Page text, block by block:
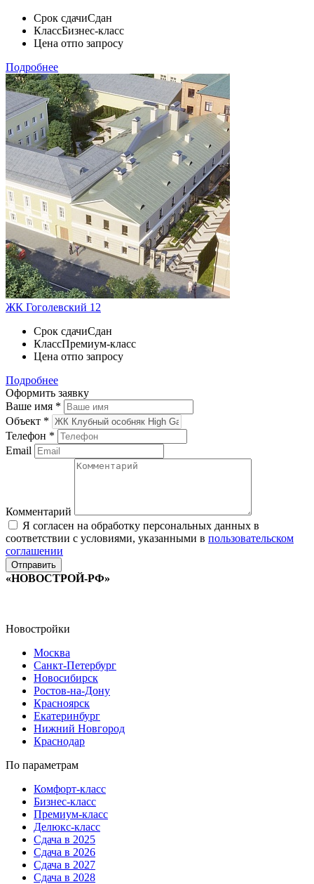
Срок сдачиСдан
КлассБизнес-класс
Цена отпо запросу
Подробнее
ЖК Гоголевский 12
Срок сдачиСдан
КлассПремиум-класс
Цена отпо запросу
Подробнее
Оформить заявку
Ваше имя *
Объект *
Телефон *
Email
Комментарий
Я согласен на обработку персональных данных в
соответствии с условиями, указанными в пользовательском
соглашении
«НОВОСТРОЙ-РФ»
Новостройки
Москва
Санкт-Петербург
Новосибирск
Ростов-на-Дону
Красноярск
Екатеринбург
Нижний Новгород
Краснодар
По параметрам
Комфорт-класс
Бизнес-класс
Премиум-класс
Делюкс-класс
Сдача в 2025
Сдача в 2026
Сдача в 2027
Сдача в 2028